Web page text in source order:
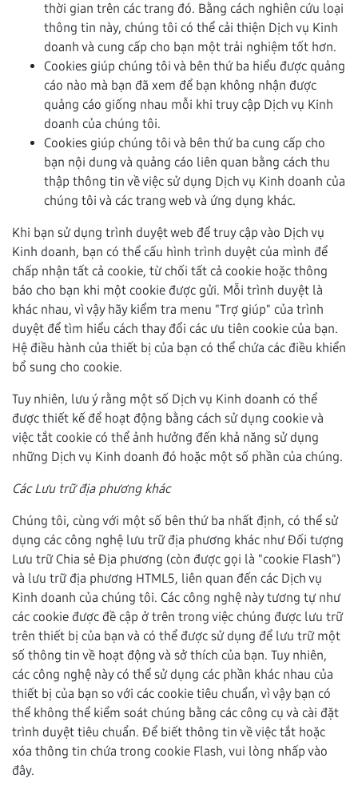
thời gian trên các trang đó. Bằng cách nghiên cứu loại
thông tin này, chúng tôi có thể cải thiện Dịch vụ Kinh
doanh và cung cấp cho bạn một trải nghiệm tốt hơn.
Cookies giúp chúng tôi và bên thứ ba hiểu được quảng
cáo nào mà bạn đã xem để bạn không nhận được
quảng cáo giống nhau mỗi khi truy cập Dịch vụ Kinh
doanh của chúng tôi.
Cookies giúp chúng tôi và bên thứ ba cung cấp cho
bạn nội dung và quảng cáo liên quan bằng cách thu
thập thông tin về việc sử dụng Dịch vụ Kinh doanh của
chúng tôi và các trang web và ứng dụng khác.
Khi bạn sử dụng trình duyệt web để truy cập vào Dịch vụ
Kinh doanh, bạn có thể cấu hình trình duyệt của mình để
chấp nhận tất cả cookie, từ chối tất cả cookie hoặc thông
báo cho bạn khi một cookie được gửi. Mỗi trình duyệt là
khác nhau, vì vậy hãy kiểm tra menu "Trợ giúp" của trình
duyệt để tìm hiểu cách thay đổi các ưu tiên cookie của bạn.
Hệ điều hành của thiết bị của bạn có thể chứa các điều khiển
bổ sung cho cookie.
Tuy nhiên, lưu ý rằng một số Dịch vụ Kinh doanh có thể
được thiết kế để hoạt động bằng cách sử dụng cookie và
việc tắt cookie có thể ảnh hưởng đến khả năng sử dụng
những Dịch vụ Kinh doanh đó hoặc một số phần của chúng.
Các Lưu trữ địa phương khác
Chúng tôi, cùng với một số bên thứ ba nhất định, có thể sử
dụng các công nghệ lưu trữ địa phương khác như Đối tượng
Lưu trữ Chia sẻ Địa phương (còn được gọi là "cookie Flash")
và lưu trữ địa phương HTML5, liên quan đến các Dịch vụ
Kinh doanh của chúng tôi. Các công nghệ này tương tự như
các cookie được đề cập ở trên trong việc chúng được lưu trữ
trên thiết bị của bạn và có thể được sử dụng để lưu trữ một
số thông tin về hoạt động và sở thích của bạn. Tuy nhiên,
các công nghệ này có thể sử dụng các phần khác nhau của
thiết bị của bạn so với các cookie tiêu chuẩn, vì vậy bạn có
thể không thể kiểm soát chúng bằng các công cụ và cài đặt
trình duyệt tiêu chuẩn. Để biết thông tin về việc tắt hoặc
xóa thông tin chứa trong cookie Flash, vui lòng nhấp vào
đây.